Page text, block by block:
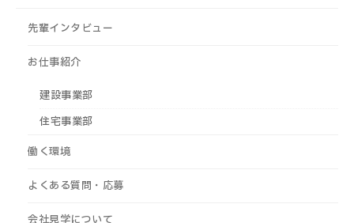
先輩インタビュー
お仕事紹介
建設事業部
住宅事業部
働く環境
よくある質問・応募
会社見学について